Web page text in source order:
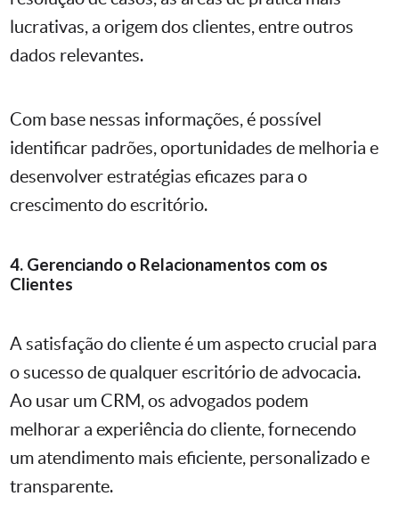
lucrativas, a origem dos clientes, entre outros
dados relevantes.
Com base nessas informações, é possível
identificar padrões, oportunidades de melhoria e
desenvolver estratégias eficazes para o
crescimento do escritório.
4. Gerenciando o Relacionamentos com os
Clientes
A satisfação do cliente é um aspecto crucial para
o sucesso de qualquer escritório de advocacia.
Ao usar um CRM, os advogados podem
melhorar a experiência do cliente, fornecendo
um atendimento mais eficiente, personalizado e
transparente.